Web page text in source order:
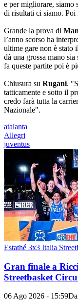
e per migliorare, siamo
di risultati ci siamo.
Grande la prova di
l’anno scorso ha
ultime gare non è stato
dà una grossa mano
fa queste partite poi è
Chiusura su Rugani.
tatticamente e sotto il
credo farà tutta la
Nazionale".
atalanta
Allegri
juventus
Estathé 3x3 Italia
Gran finale a
Streetbasket
06 Ago 2026 - 15:59